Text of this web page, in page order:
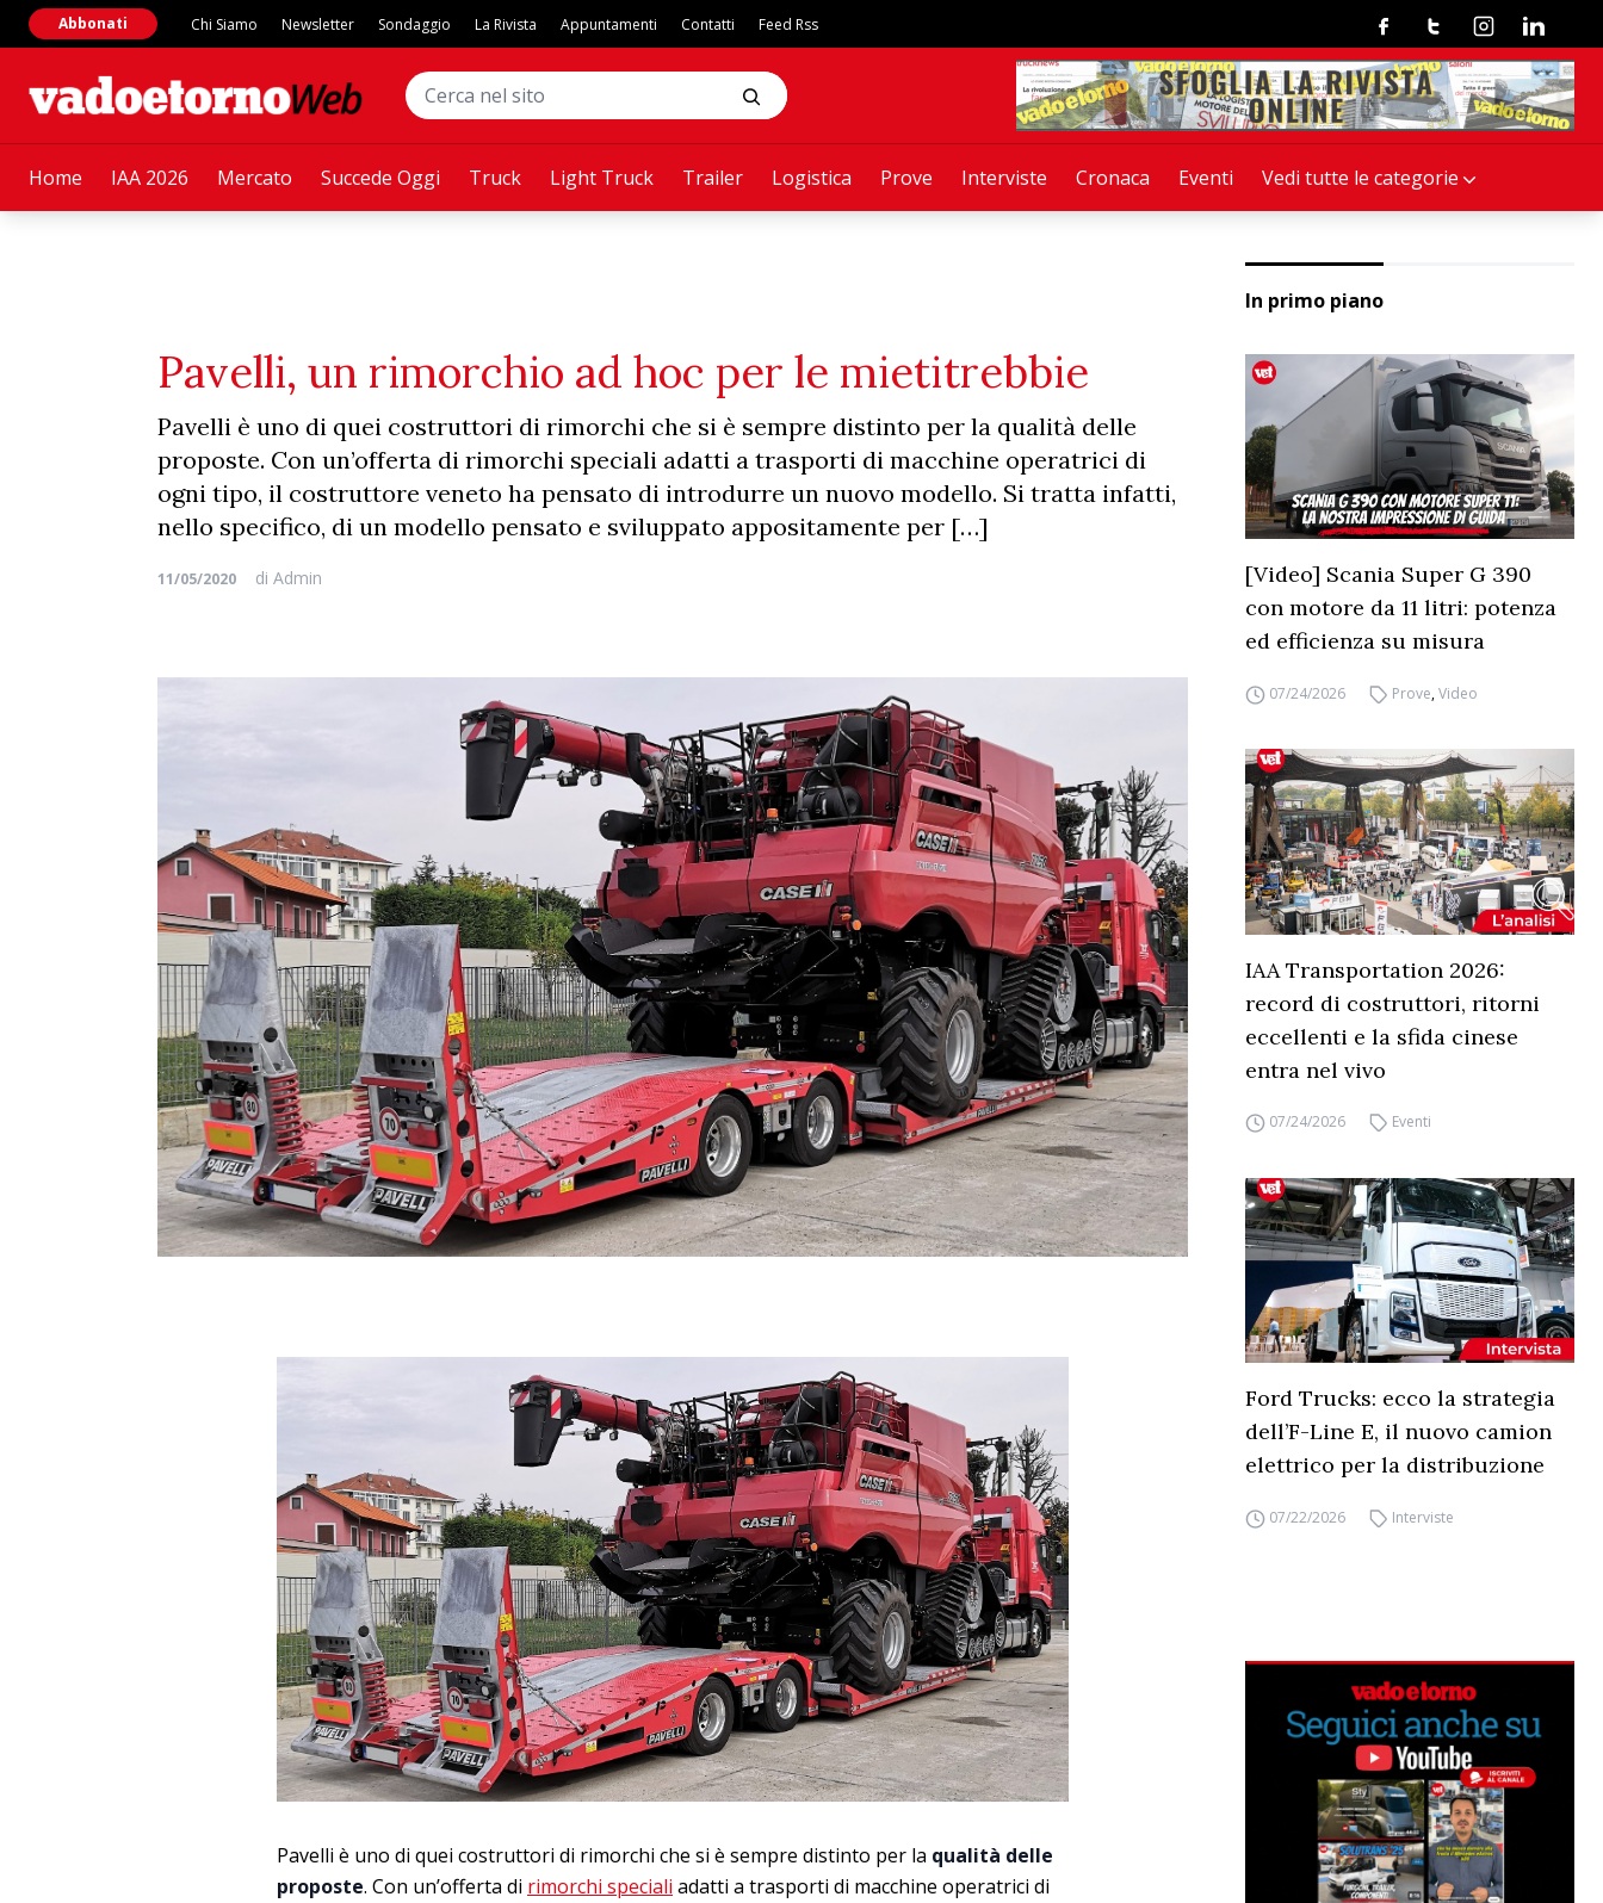
Home IAA 2026 Mercato Succede Oggi Truck Light Truck Trailer Logistica Prove Interviste Cronaca Eventi Vedi tutte le categorie
Abbonati Chi Siamo Newsletter Sondaggio La Rivista Appuntamenti Contatti Feed Rss FacebookTwitterInstagramLinkedin
Pavelli, un rimorchio ad hoc per le mietitrebbie
Pavelli è uno di quei costruttori di rimorchi che si è sempre distinto per la qualità delle
proposte. Con un’offerta di rimorchi speciali adatti a trasporti di macchine operatrici di
ogni tipo, il costruttore veneto ha pensato di introdurre un nuovo modello. Si tratta infatti,
nello specifico, di un modello pensato e sviluppato appositamente per […]
11/05/2020 di Admin
Pavelli è uno di quei costruttori di rimorchi che si è sempre distinto per la qualità delle
proposte. Con un’offerta di rimorchi speciali adatti a trasporti di macchine operatrici di
In primo piano
[Video] Scania Super G 390
con motore da 11 litri: potenza
ed efficienza su misura
07/24/2026 Prove,Video
IAA Transportation 2026:
record di costruttori, ritorni
eccellenti e la sfida cinese
entra nel vivo
07/24/2026 Eventi
Ford Trucks: ecco la strategia
dell’F-Line E, il nuovo camion
elettrico per la distribuzione
07/22/2026 Interviste